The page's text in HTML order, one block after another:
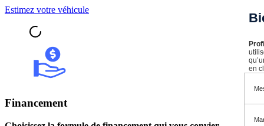
Estimez votre véhicule
Financement
en